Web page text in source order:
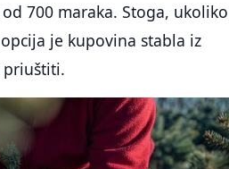
700 maraka. Stoga, ukoliko
je kupovina stabla iz
priuštiti.